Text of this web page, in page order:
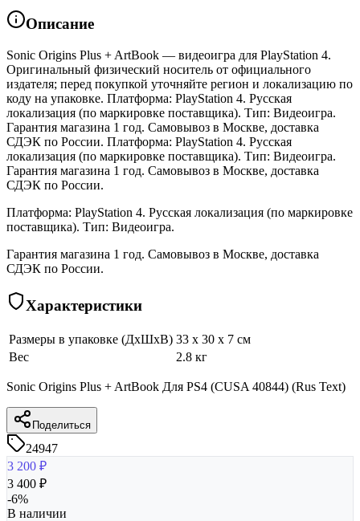
Описание
Sonic Origins Plus + ArtBook — видеоигра для PlayStation 4.
Оригинальный физический носитель от официального
издателя; перед покупкой уточняйте регион и локализацию по
коду на упаковке. Платформа: PlayStation 4. Русская
локализация (по маркировке поставщика). Тип: Видеоигра.
Гарантия магазина 1 год. Самовывоз в Москве, доставка
СДЭК по России. Платформа: PlayStation 4. Русская
локализация (по маркировке поставщика). Тип: Видеоигра.
Гарантия магазина 1 год. Самовывоз в Москве, доставка
СДЭК по России.
Платформа: PlayStation 4. Русская локализация (по маркировке
поставщика). Тип: Видеоигра.
Гарантия магазина 1 год. Самовывоз в Москве, доставка
СДЭК по России.
Характеристики
Размеры в упаковке (ДхШхВ) 33 x 30 x 7 см
Вес
2.8 кг
Sonic Origins Plus + ArtBook Для PS4 (CUSA 40844) (Rus Text)
Поделиться
24947
3 200 ₽
3 400 ₽
-6%
В наличии